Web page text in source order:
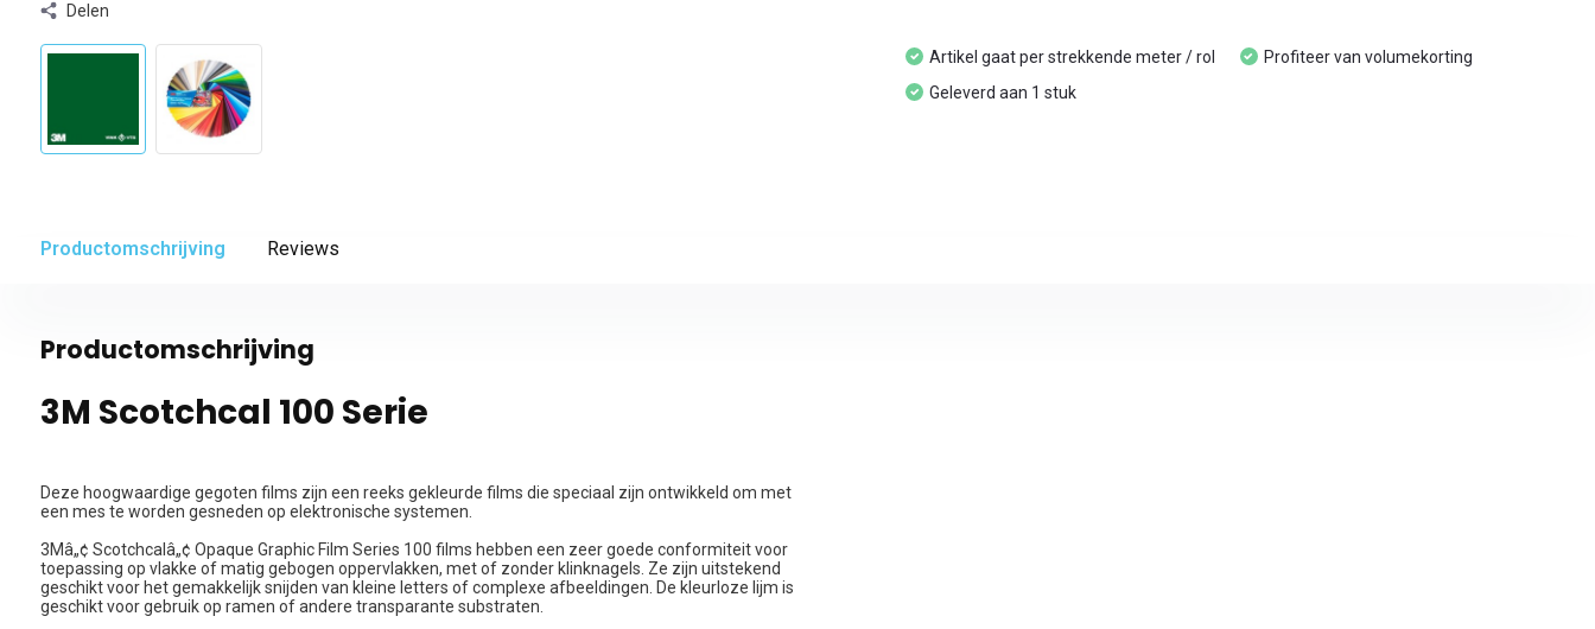
Delen
Artikel gaat per strekkende meter / rol
Geleverd aan 1 stuk
Profiteer van volumekorting
Productomschrijving Reviews
Productomschrijving
3M Scotchcal 100 Serie
Deze hoogwaardige gegoten films zijn een reeks gekleurde films die speciaal zijn ontwikkeld om met
een mes te worden gesneden op elektronische systemen.
3Mâ„¢ Scotchcalâ„¢ Opaque Graphic Film Series 100 films hebben een zeer goede conformiteit voor
toepassing op vlakke of matig gebogen oppervlakken, met of zonder klinknagels. Ze zijn uitstekend
geschikt voor het gemakkelijk snijden van kleine letters of complexe afbeeldingen. De kleurloze lijm is
geschikt voor gebruik op ramen of andere transparante substraten.